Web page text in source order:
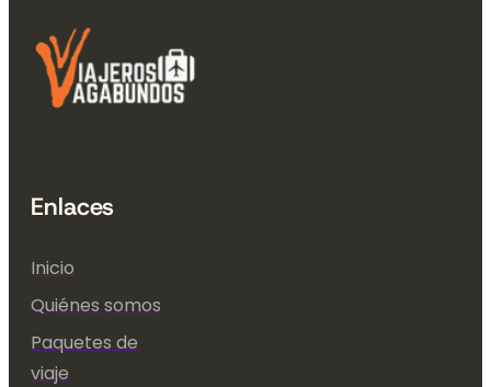
Enlaces
Inicio
Quiénes somos
Paquetes de
viaje